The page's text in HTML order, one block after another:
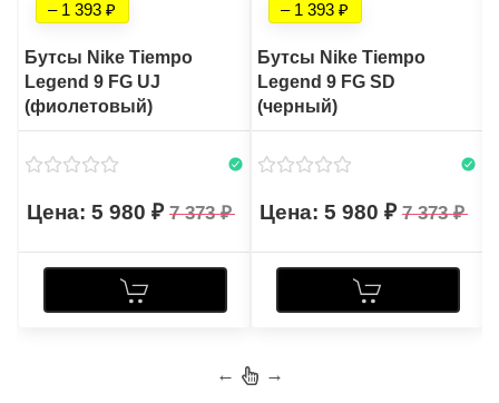
– 1 393
Бутсы Nike Tiempo
Legend 9 FG UJ
(фиолетовый)
5 980 7 373
– 1 393
Бутсы Nike Tiempo
Legend 9 FG SD
(черный)
5 980 7 373
← →